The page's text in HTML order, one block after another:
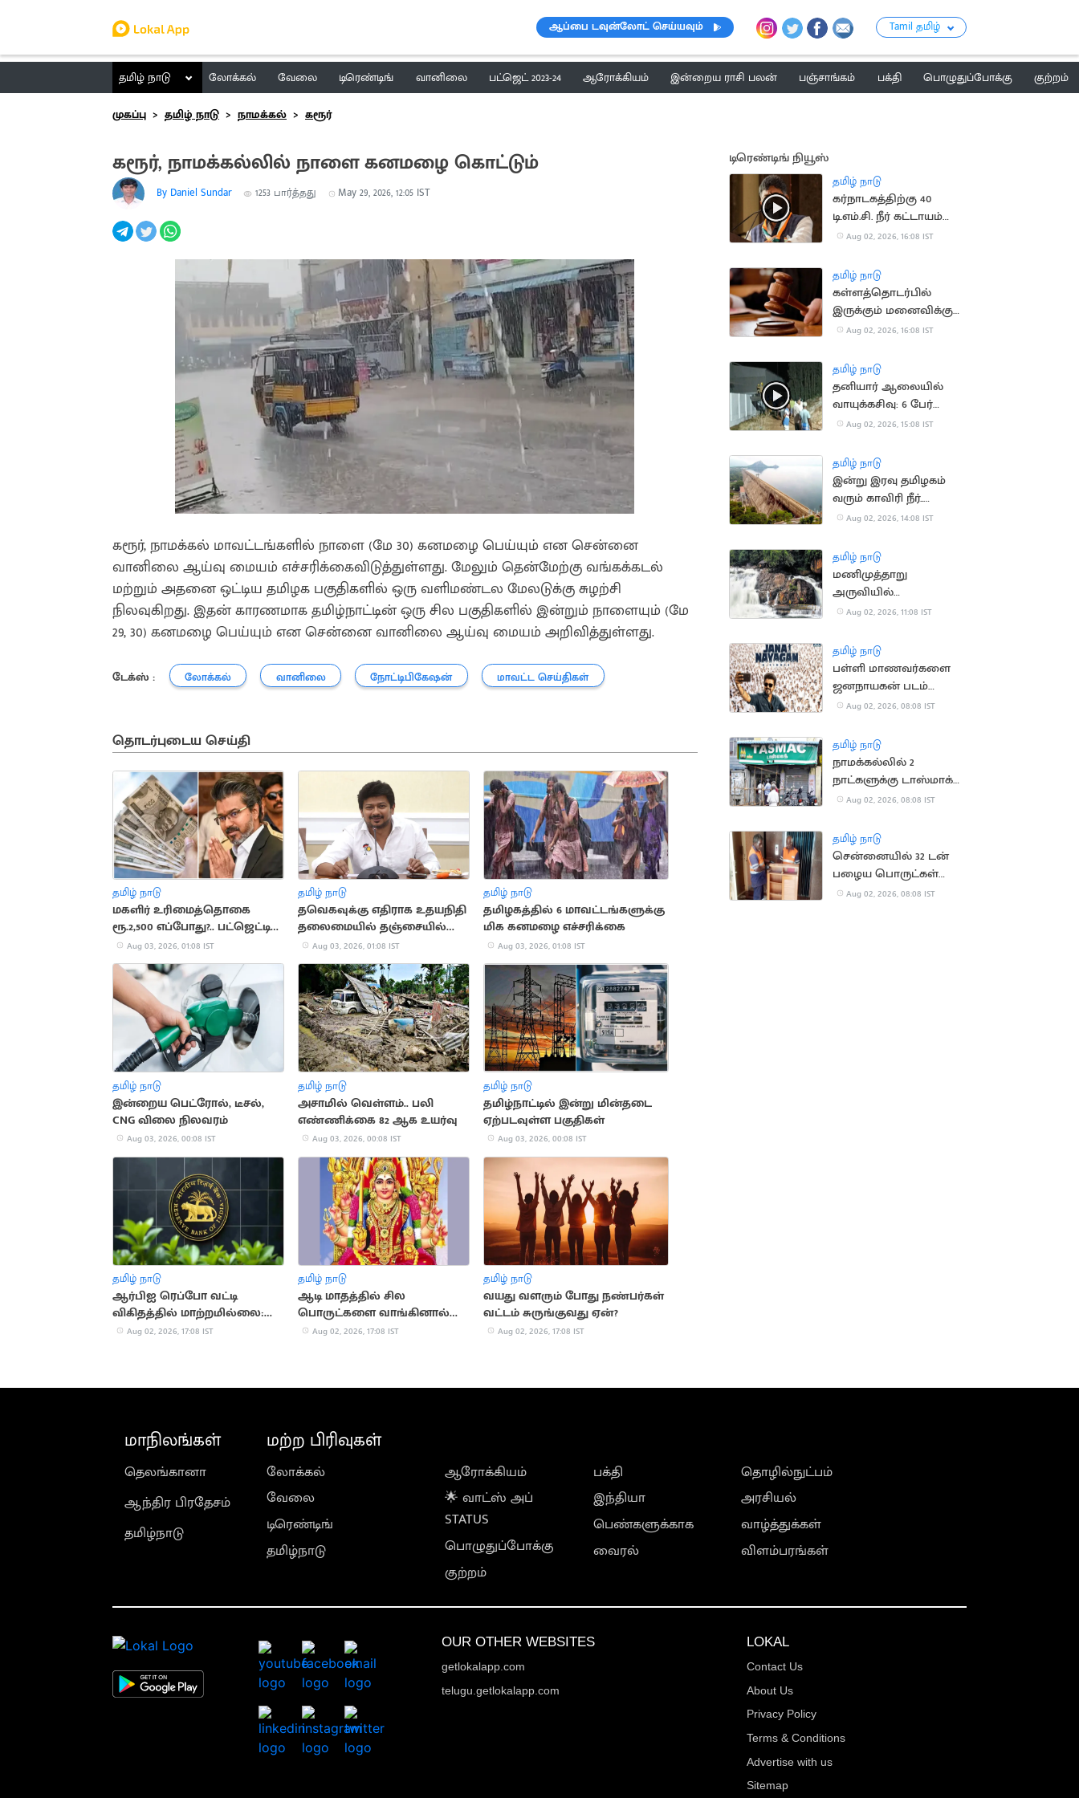
ஆப்பை டவுன்லோட் செய்யவும் Tamil தமிழ்
தமிழ் நாடு லோக்கல் வேலை டிரெண்டிங் வானிலை பட்ஜெட் 2023-24 ஆரோக்கியம் இன்றைய ராசி பலன் பஞ்சாங்கம் பக்தி பொழுதுப்போக்கு
குற்றம்
முகப்பு
தமிழ் நாடு நாமக்கல் கரூர்
கரூர், நாமக்கல்லில் நாளை கனமழை கொட்டும்
By Daniel Sundar 1253 பார்த்தது May 29, 2026, 12:05 IST
கரூர், நாமக்கல் மாவட்டங்களில் நாளை (மே 30) கனமழை பெய்யும் என சென்னை
வானிலை ஆய்வு மையம் எச்சரிக்கைவிடுத்துள்ளது. மேலும் தென்மேற்கு வங்கக்கடல்
மற்றும் அதனை ஒட்டிய தமிழக பகுதிகளில் ஒரு வளிமண்டல மேலடுக்கு சுழற்சி
நிலவுகிறது. இதன் காரணமாக தமிழ்நாட்டின் ஒரு சில பகுதிகளில் இன்றும் நாளையும் (மே
29, 30) கனமழை பெய்யும் என சென்னை வானிலை ஆய்வு மையம் அறிவித்துள்ளது.
டேக்ஸ் : லோக்கல் வானிலை நோட்டிபிகேஷன் மாவட்ட செய்திகள்
தொடர்புடைய செய்தி
தமிழ் நாடு
மகளிர் உரிமைத்தொகை
ரூ.2,500 எப்போது?.. பட்ஜெட்டில்
பதில் கிடைக்குமா?
Aug 03, 2026, 01:08 IST
தமிழ் நாடு
தவெகவுக்கு எதிராக உதயநிதி
தலைமையில் தஞ்சையில்
திமுக ஆர்ப்பாட்டம்
Aug 03, 2026, 01:08 IST
தமிழ் நாடு
தமிழகத்தில் 6 மாவட்டங்களுக்கு
மிக கனமழை எச்சரிக்கை
Aug 03, 2026, 01:08 IST
தமிழ் நாடு
இன்றைய பெட்ரோல், டீசல்,
CNG விலை நிலவரம்
Aug 03, 2026, 00:08 IST
தமிழ் நாடு
அசாமில் வெள்ளம்.. பலி
எண்ணிக்கை 82 ஆக உயர்வு
Aug 03, 2026, 00:08 IST
தமிழ் நாடு
தமிழ்நாட்டில் இன்று மின்தடை
ஏற்படவுள்ள பகுதிகள்
Aug 03, 2026, 00:08 IST
தமிழ் நாடு
ஆர்பிஐ ரெப்போ வட்டி
விகிதத்தில் மாற்றமில்லை:
பொருளாதார நிபுணர்கள்
Aug 02, 2026, 17:08 IST
தமிழ் நாடு
ஆடி மாதத்தில் சில
பொருட்களை வாங்கினால்
பண நஷ்டம் ஏற்படுமா?
Aug 02, 2026, 17:08 IST
தமிழ் நாடு
வயது வளரும் போது நண்பர்கள்
வட்டம் சுருங்குவது ஏன்?
Aug 02, 2026, 17:08 IST
டிரெண்டிங் நியூஸ்
தமிழ் நாடு
கர்நாடகத்திற்கு 40
டி.எம்.சி. நீர் கட்டாயம்
தேவை.. டி.கே.சிவகுமார்
Aug 02, 2026, 16:08 IST
தமிழ் நாடு
கள்ளத்தொடர்பில்
இருக்கும் மனைவிக்கு
இடைக்கால ஜீவனாம்சம்
Aug 02, 2026, 16:08 IST
தமிழ் நாடு
தனியார் ஆலையில்
வாயுக்கசிவு: 6 பேர்
மருத்துவமனையில்
Aug 02, 2026, 15:08 IST
தமிழ் நாடு
இன்று இரவு தமிழகம்
வரும் காவிரி நீர்..
மேட்டூர் அணை நிறைய
Aug 02, 2026, 14:08 IST
தமிழ் நாடு
மணிமுத்தாறு
அருவியில்
வெள்ளப்பெருக்கு: 2-
தடை
Aug 02, 2026, 11:08 IST
தமிழ் நாடு
பள்ளி மாணவர்களை
ஜனநாயகன் படம்
பார்க்க
புகார்
Aug 02, 2026, 08:08 IST
தமிழ் நாடு
நாமக்கல்லில் 2
நாட்களுக்கு டாஸ்மாக்
கடைகள் மூட உத்தரவு
Aug 02, 2026, 08:08 IST
தமிழ் நாடு
சென்னையில் 32 டன்
பழைய பொருட்கள்
சேகரிக்கப்பட்டு அகற்றம்
Aug 02, 2026, 08:08 IST
மாநிலங்கள்
தெலங்கானா
ஆந்திர பிரதேசம்
தமிழ்நாடு
மற்ற பிரிவுகள்
லோக்கல்
வேலை
டிரெண்டிங்
தமிழ்நாடு
ஆரோக்கியம்
🌟 வாட்ஸ் அப்
STATUS
பொழுதுப்போக்கு
குற்றம்
பக்தி
இந்தியா
பெண்களுக்காக
வைரல்
தொழில்நுட்பம்
அரசியல்
வாழ்த்துக்கள்
விளம்பரங்கள்
OUR OTHER WEBSITES
getlokalapp.com
telugu.getlokalapp.com
LOKAL
Contact Us
About Us
Privacy Policy
Terms & Conditions
Advertise with us
Sitemap